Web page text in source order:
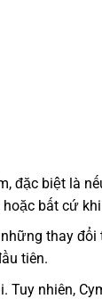
đặc biệt là
bất cứ
thay
tiên.
nhiên,